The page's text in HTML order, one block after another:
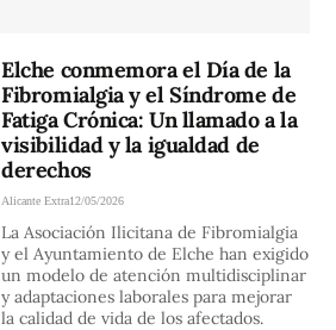
Elche conmemora el Día de la
Fibromialgia y el Síndrome de
Fatiga Crónica: Un llamado a la
visibilidad y la igualdad de
derechos
Alicante Extra12/05/2026
La Asociación Ilicitana de Fibromialgia
y el Ayuntamiento de Elche han exigido
un modelo de atención multidisciplinar
y adaptaciones laborales para mejorar
la calidad de vida de los afectados.